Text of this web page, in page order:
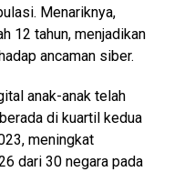
Menariknya,
12 tahun, menjadikan
ancaman siber.
anak-anak telah
di kuartil kedua
meningkat
dari 30 negara pada